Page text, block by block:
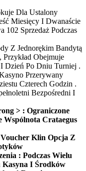
Dla Ustalony
Miesięcy I Dwanaście
102 Sprzedaż Podczas
Z Jednorękim Bandytą
Przykład Obejmuje
Dzień Po Dniu Turniej .
Przerywany
Czterech Godzin .
Bezpośredni I
> : Ograniczone
Wspólnota Crataegus
Klin Opcja Z
: Podczas Wielu
Kasyna I Środków